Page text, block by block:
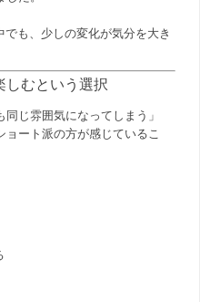
でも、少しの変化が気分を大き
しむという選択
同じ雰囲気になってしまう」
ート派の方が感じているこ